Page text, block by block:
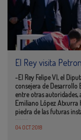
El Rey visita
-El Rey Felipe VI, el
consejera de Desarrollo
entre otras autoridades,
Emiliano López Atxurra
piedra de las futuras
04 OCT 2018